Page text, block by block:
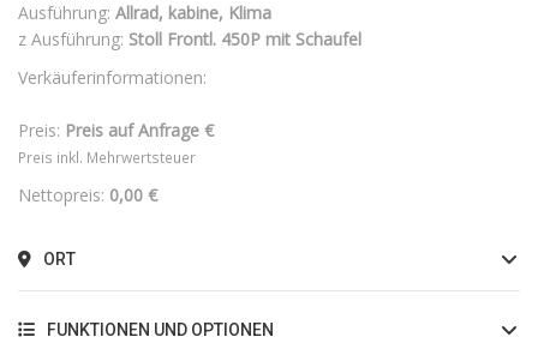
Ausführung: Allrad, kabine, Klima
z Ausführung: Stoll Frontl. 450P mit Schaufel
Verkäuferinformationen:
Preis: Preis auf Anfrage €
Preis inkl. Mehrwertsteuer
Nettopreis: 0,00 €
ORT
FUNKTIONEN UND OPTIONEN